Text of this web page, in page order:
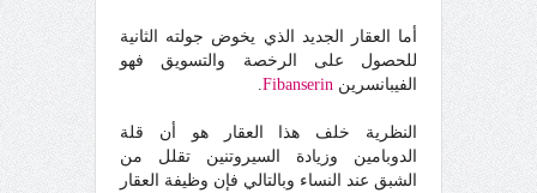
أما العقار الجديد الذي يخوض جولته الثانية
للحصول على الرخصة والتسويق فهو
الفيبانسرين Fibanserin
.
النظرية خلف هذا العقار هو أن قلة
الدوبامين وزيادة السيروتنين تقلل من
الشبق عند النساء وبالتالي فإن وظيفة العقار